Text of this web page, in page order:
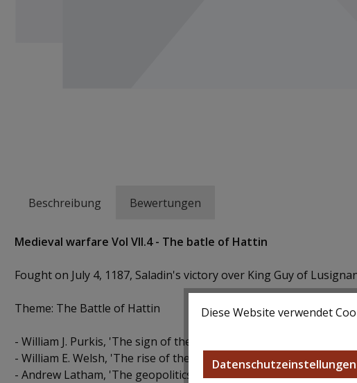
Beschreibung Bewertungen
Medieval warfare Vol VII.4 - The batle of Hattin
Fought on July 4, 1187, Saladin's victory over King Guy of
Theme: The Battle of Hattin
- William J. Purkis, 'The sign of the cross on his forehead - Did
- William E. Welsh, 'The rise of the Ayyubids - Saladin's
- Andrew Latham, 'The geopolitics of the Medieval Middle East -
Diese Website verwendet
Datenschutzeinstellungen